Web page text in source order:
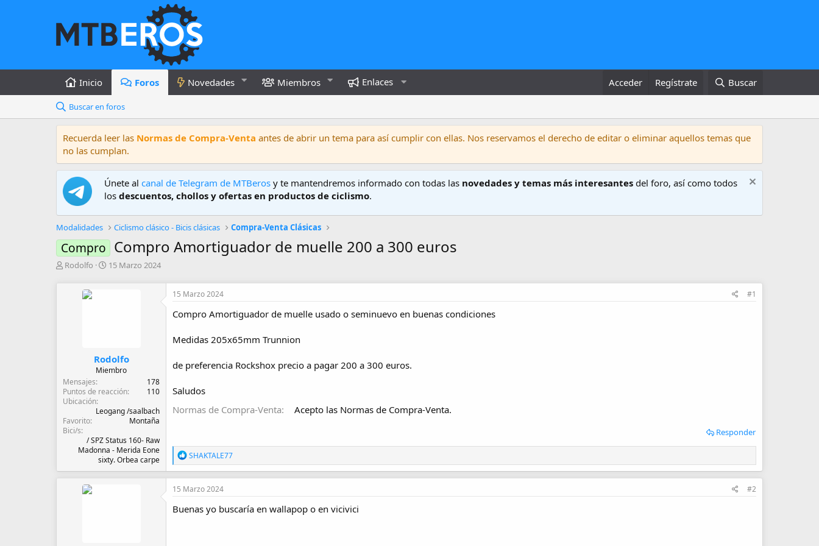
Inicio Foros Novedades Miembros Enlaces Acceder Regístrate Buscar
Buscar en foros
Recuerda leer las Normas de Compra-Venta antes de abrir un tema para así cumplir con ellas. Nos reservamos el derecho de editar o eliminar aquellos temas que
no las cumplan.
Únete al canal de Telegram de MTBeros y te mantendremos informado con todas las novedades y temas más interesantes del foro, así como todos
los descuentos, chollos y ofertas en productos de ciclismo.
Modalidades Ciclismo clásico - Bicis clásicas Compra-Venta Clásicas
Compro Compro Amortiguador de muelle 200 a 300 euros
A
Rodolfo
F
i
c
o
15 Marzo 2024
Rodolfo
Miembro
Mensajes
178
Puntos de reacción
110
Ubicación
Leogang /saalbach
Favorito
Montaña
Bici/s
/ SPZ Status 160- Raw
Madonna - Merida Eone
sixty. Orbea carpe
15 Marzo 2024 #1
Compro Amortiguador de muelle usado o seminuevo en buenas condiciones
Medidas 205x65mm Trunnion
de preferencia Rockshox precio a pagar 200 a 300 euros.
Saludos
Normas de Compra-Venta
Acepto las Normas de Compra-Venta.
Responder
R
e
a
c
o
SHAKTALE77
15 Marzo 2024 #2
Buenas yo buscaría en wallapop o en vicivici